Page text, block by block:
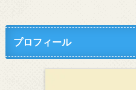
プロフィール